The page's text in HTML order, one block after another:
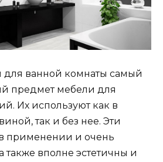
для ванной комнаты самый
предмет мебели для
Их используют как в
так и без нее. Эти
применении и очень
вполне эстетичны и